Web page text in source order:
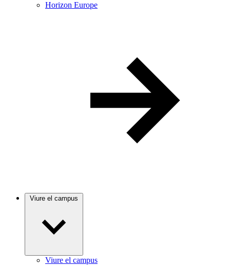
Horizon Europe
Viure el campus
Viure el campus